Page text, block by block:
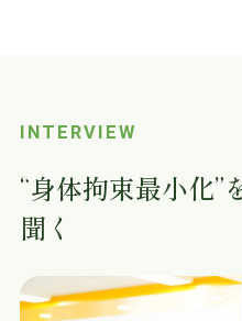
INTERVIEW
“身体拘束最小化”
聞く